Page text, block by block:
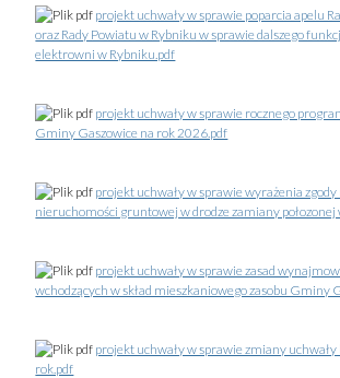
projekt uchwały w sprawie poparcia apelu
oraz Rady Powiatu w Rybniku w sprawie dalszego
elektrowni w Rybniku.pdf
projekt uchwały w sprawie rocznego
Gminy Gaszowice na rok 2026.pdf
projekt uchwały w sprawie wyrażenia zgody
nieruchomości gruntowej w drodze zamiany połozonej
projekt uchwały w sprawie zasad
wchodzących w skład mieszkaniowego zasobu Gminy
projekt uchwały w sprawie zmiany
rok.pdf